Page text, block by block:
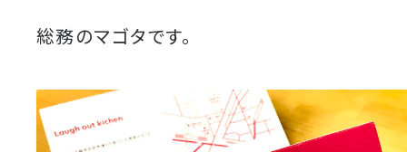
総務のマゴタです。